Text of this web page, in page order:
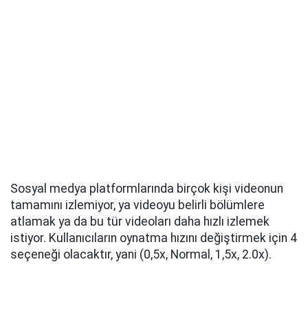
Sosyal medya platformlarında birçok kişi videonun
tamamını izlemiyor, ya videoyu belirli bölümlere
atlamak ya da bu tür videoları daha hızlı izlemek
istiyor. Kullanıcıların oynatma hızını değiştirmek için 4
seçeneği olacaktır, yani (0,5x, Normal, 1,5x, 2.0x).